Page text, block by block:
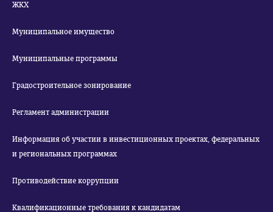
ЖКХ
Муниципальное имущество
Муниципальные программы
Градостроительное зонирование
Регламент администрации
Информация об участии в инвестиционных проектах, федеральных
и региональных программах
Противодействие коррупции
Квалификационные требования к кандидатам